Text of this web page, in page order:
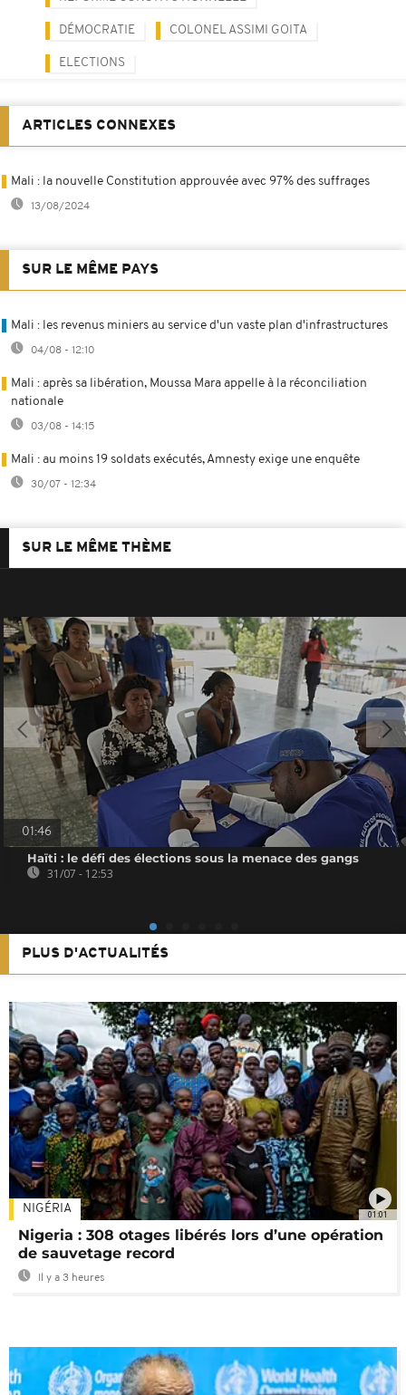
DÉMOCRATIE COLONEL ASSIMI GOITA
ELECTIONS
ARTICLES CONNEXES
Mali : la nouvelle Constitution approuvée avec 97% des suffrages
13/08/2024
SUR LE MÊME PAYS
Mali : les revenus miniers au service d'un vaste plan d'infrastructures
04/08 - 12:10
Mali : après sa libération, Moussa Mara appelle à la réconciliation
nationale
03/08 - 14:15
Mali : au moins 19 soldats exécutés, Amnesty exige une enquête
30/07 - 12:34
SUR LE MÊME THÈME
01:46
Haïti : le défi des élections sous la menace des gangs
31/07 - 12:53
PLUS D'ACTUALITÉS
01:01
NIGÉRIA
Nigeria : 308 otages libérés lors d’une opération
de sauvetage record
Il y a 3 heures